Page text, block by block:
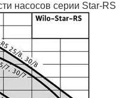
насосов серии Star-RS